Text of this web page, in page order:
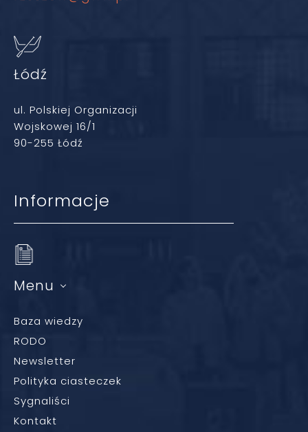
Łódź
ul. Polskiej Organizacji
Wojskowej 16/1
90-255 Łódź
Informacje
Menu
Baza wiedzy
RODO
Newsletter
Polityka ciasteczek
Sygnaliści
Kontakt